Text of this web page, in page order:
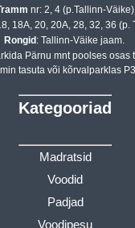
nr: 2, 4 (p.Tallinn-Väike)
18A, 20, 20A, 28, 32, 36 (p.
Rongid: Tallinn-Väike jaam.
Pärnu mnt poolses osas
tasuta või kõrvalparklas
Kategooriad
Madratsid
Voodid
Padjad
Voodipesu